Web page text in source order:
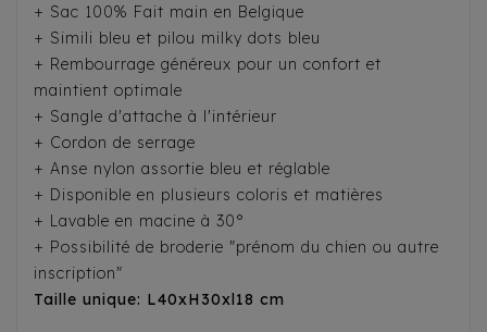
+ Sac 100% Fait main en Belgique
+ Simili bleu et pilou milky dots bleu
+ Rembourrage généreux pour un confort et
maintient optimale
+ Sangle d'attache à l'intérieur
+ Cordon de serrage
+ Anse nylon assortie bleu et réglable
+ Disponible en plusieurs coloris et matières
+ Lavable en macine à 30°
+ Possibilité de broderie "prénom du chien ou autre
inscription"
Taille unique: L40xH30xl18 cm